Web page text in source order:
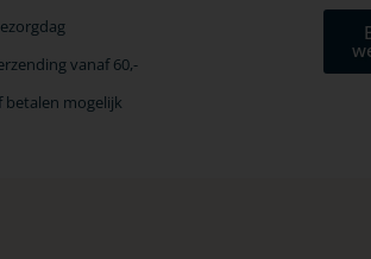
vanaf 60,-
betalen mogelijk